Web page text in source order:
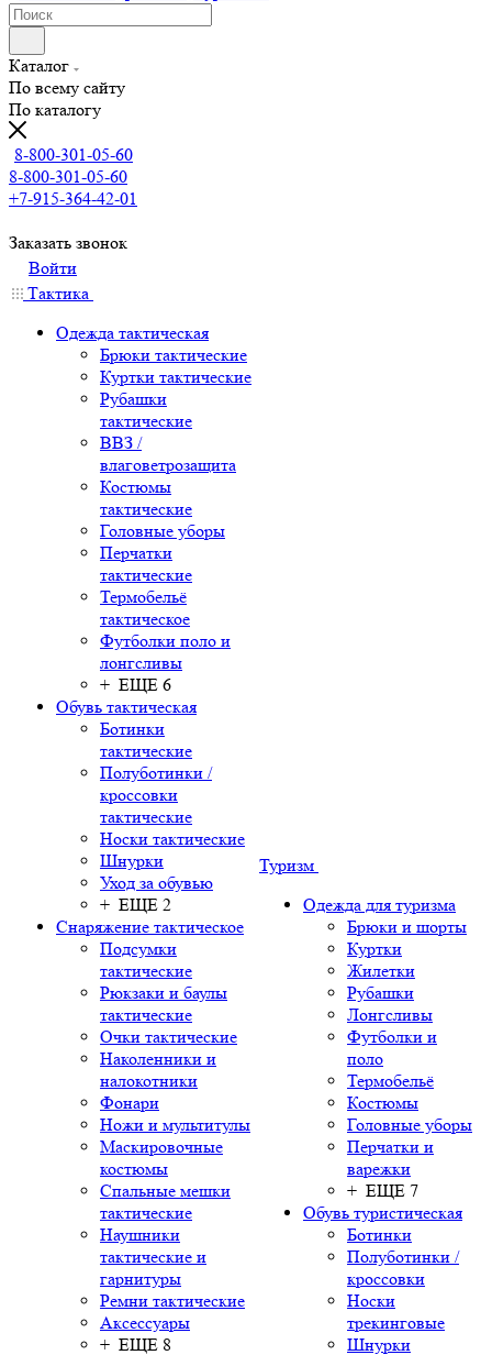
Каталог
По всему сайту
По каталогу
8-800-301-05-60
8-800-301-05-60
+7-915-364-42-01
Заказать звонок
Войти
Тактика
Одежда тактическая
Брюки тактические
Куртки тактические
Рубашки
тактические
ВВЗ /
влаговетрозащита
Костюмы
тактические
Головные уборы
Перчатки
тактические
Термобельё
тактическое
Футболки поло и
лонгсливы
+ ЕЩЕ 6
Обувь тактическая
Ботинки
тактические
Полуботинки /
кроссовки
тактические
Носки тактические
Шнурки
Уход за обувью
+ ЕЩЕ 2
Снаряжение тактическое
Подсумки
тактические
Рюкзаки и баулы
тактические
Очки тактические
Наколенники и
налокотники
Фонари
Ножи и мультитулы
Маскировочные
костюмы
Спальные мешки
тактические
Наушники
тактические и
гарнитуры
Ремни тактические
Аксессуары
+ ЕЩЕ 8
Туризм
Одежда для туризма
Брюки и шорты
Куртки
Жилетки
Рубашки
Лонгсливы
Футболки и
поло
Термобельё
Костюмы
Головные уборы
Перчатки и
варежки
+ ЕЩЕ 7
Обувь туристическая
Ботинки
Полуботинки /
кроссовки
Носки
трекинговые
Шнурки